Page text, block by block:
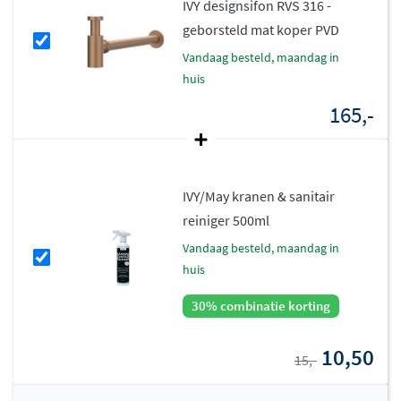
Praktisch en compact ontwerp
totale hoogte van slechts 139 mm
fonteinen en kleine wasbakken. De compacte
kunt wassen. De kraan is uitsluitend geschikt voor
koude water aansluiting, wat ideaal is voor toiletruimtes
en gastenbadkamers.
Inclusief rozetten voor nette
inclusief rozetten ,
IVY designsifon RVS 316 -
geborsteld mat koper PVD
vandaag besteld, maandag in
huis
165,-
IVY/May kranen & sanitair
reiniger 500ml
vandaag besteld, maandag in
huis
30% combinatie korting
15,- 10,50